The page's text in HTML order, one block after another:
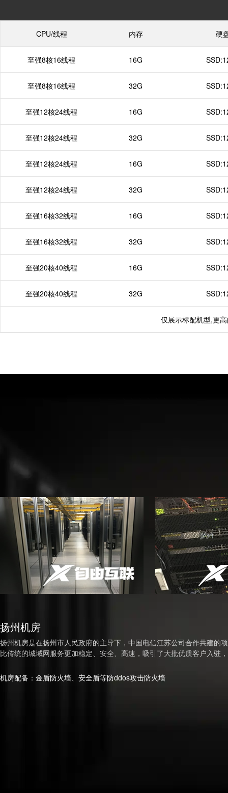
CPU/线程 内存 硬
至强8核16线程 16G
至强8核16线程 32G
至强12核24线程 16G
至强12核24线程 32G
至强12核24线程 16G
至强12核24线程 32G
至强16核32线程 16G
至强16核32线程 32G
至强20核40线程 16G
至强20核40线程 32G
仅展示标配机型,更
扬州机房
扬州机房是在扬州市人民政府的主导下，中国电信江苏公司合作共建的
比传统的城域网服务更加稳定、安全、高速，吸引了大批优质客户入
机房配备：金盾防火墙、安全盾等防ddos攻击防火墙